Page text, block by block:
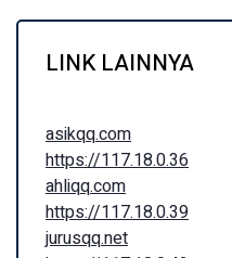
LINK LAINNYA
asikqq.com
https://117.18.0.36
ahliqq.com
https://117.18.0.39
jurusqq.net